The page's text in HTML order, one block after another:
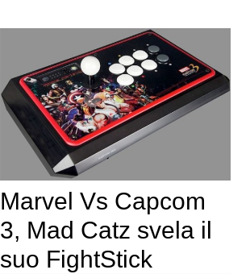
Marvel Vs Capcom
3, Mad Catz svela il
suo FightStick